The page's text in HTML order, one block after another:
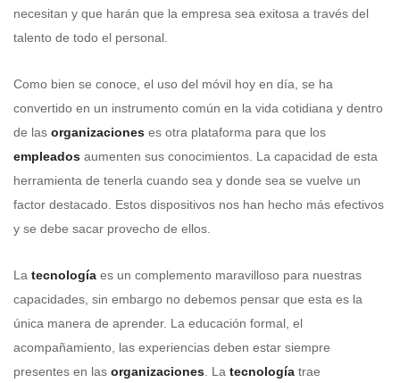
necesitan y que harán que la empresa sea exitosa a través del
talento de todo el personal.
Como bien se conoce, el uso del móvil hoy en día, se ha
convertido en un instrumento común en la vida cotidiana y dentro
de las organizaciones es otra plataforma para que los
empleados aumenten sus conocimientos. La capacidad de esta
herramienta de tenerla cuando sea y donde sea se vuelve un
factor destacado. Estos dispositivos nos han hecho más efectivos
y se debe sacar provecho de ellos.
La tecnología es un complemento maravilloso para nuestras
capacidades, sin embargo no debemos pensar que esta es la
única manera de aprender. La educación formal, el
acompañamiento, las experiencias deben estar siempre
presentes en las organizaciones . La tecnología trae